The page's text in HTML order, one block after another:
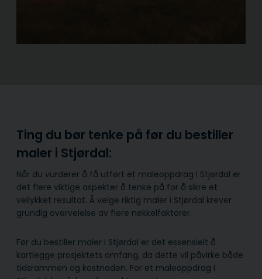
Ting du bør tenke på før du bestiller
maler i Stjørdal:
Når du vurderer å få utført et maleoppdrag i Stjørdal er
det flere viktige aspekter å tenke på for å sikre et
vellykket resultat. Å velge riktig maler i Stjørdal krever
grundig overveielse av flere nøkkelfaktorer.
Før du bestiller maler i Stjørdal er det essensielt å
kartlegge prosjektets omfang, da dette vil påvirke både
tidsrammen og kostnaden. For et maleoppdrag i